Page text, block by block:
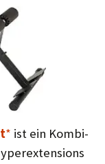
* ist ein Kombi-